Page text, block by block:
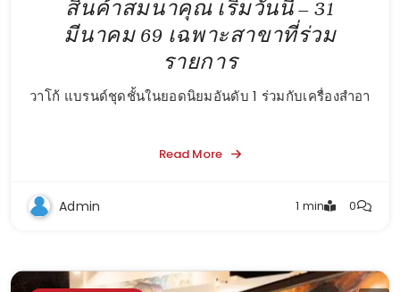
สินค้าสมนาคุณ เริ่มวันนี้ – 31
มีนาคม 69 เฉพาะสาขาที่ร่วม
รายการ
วาโก้ แบรนด์ชุดชั้นในยอดนิยมอันดับ 1 ร่วมกับเครื่องสำอา
Read More
Admin 1 min 0